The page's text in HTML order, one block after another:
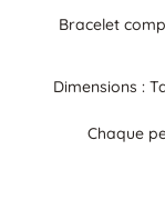
Bracelet
Dimensions :
Chaque